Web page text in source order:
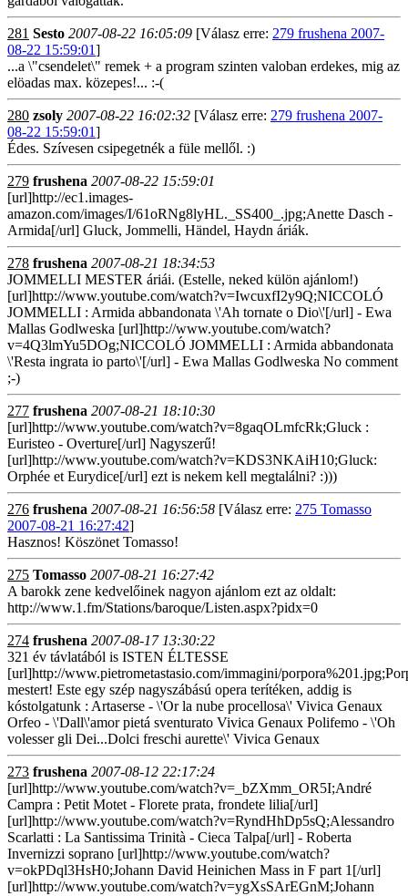
281 Sesto 2007-08-22 16:05:09 [Válasz erre: 279 frushena 2007-
08-22 15:59:01]
...a \"csendelet\" remek + a program szinten valoban erdekes, mig az
elöadas max. közepes!... :-(
280 zsoly 2007-08-22 16:02:32 [Válasz erre: 279 frushena 2007-
08-22 15:59:01]
Édes. Szívesen csipegetnék a füle mellől. :)
279 frushena 2007-08-22 15:59:01
[url]http://ec1.images-
amazon.com/images/I/61oRNg8lyHL._SS400_.jpg;Anette Dasch -
Armida[/url] Gluck, Jommelli, Händel, Haydn áriák.
278 frushena 2007-08-21 18:34:53
JOMMELLI MESTER áriái. (Estelle, neked külön ajánlom!)
[url]http://www.youtube.com/watch?v=IwcuxfI2y9Q;NICCOLÓ
JOMMELLI : Armida abbandonata \'Ah tornate o Dio\'[/url] - Ewa
Mallas Godlweska [url]http://www.youtube.com/watch?
v=4Q3lmYu5DOg;NICCOLÓ JOMMELLI : Armida abbandonata
\'Resta ingrata io parto\'[/url] - Ewa Mallas Godlweska No comment
;-)
277 frushena 2007-08-21 18:10:30
[url]http://www.youtube.com/watch?v=8gaqOLmfcRk;Gluck :
Euristeo - Overture[/url] Nagyszerű!
[url]http://www.youtube.com/watch?v=KDS3NKAiH10;Gluck:
Orphée et Eurydice[/url] ezt is nekem kell megtalálni? :)))
276 frushena 2007-08-21 16:56:58 [Válasz erre: 275 Tomasso
2007-08-21 16:27:42]
Hasznos! Köszönet Tomasso!
275 Tomasso 2007-08-21 16:27:42
A barokk zene kedvelőinek nagyon ajánlom ezt az oldalt:
http://www.1.fm/Stations/baroque/Listen.aspx?pidx=0
274 frushena 2007-08-17 13:30:22
321 év távlatából is ISTEN ÉLTESSE
[url]http://www.pietrometastasio.com/immagini/
mestert! Este egy szép nagyszábású opera terítéken, addig is
kóstolgatunk : Artaserse - \'Or la nube procellosa\' Vivica Genaux
Orfeo - \'Dall\'amor pietá sventurato Vivica Genaux Polifemo - \'Oh
volesser gli Dei...Dolci freschi aurette\' Vivica Genaux
273 frushena 2007-08-12 22:17:24
[url]http://www.youtube.com/watch?v=_bZXmm_OR5I;André
Campra : Petit Motet - Florete prata, frondete lilia[/url]
[url]http://www.youtube.com/watch?v=RyndHhDp5sQ;Alessandro
Scarlatti : La Santissima Trinità - Cieca Talpa[/url] - Roberta
Invernizzi soprano [url]http://www.youtube.com/watch?
v=okPDql3HsH0;Johann David Heinichen Mass in F part 1[/url]
[url]http://www.youtube.com/watch?v=ygXsSArEGnM;Johann